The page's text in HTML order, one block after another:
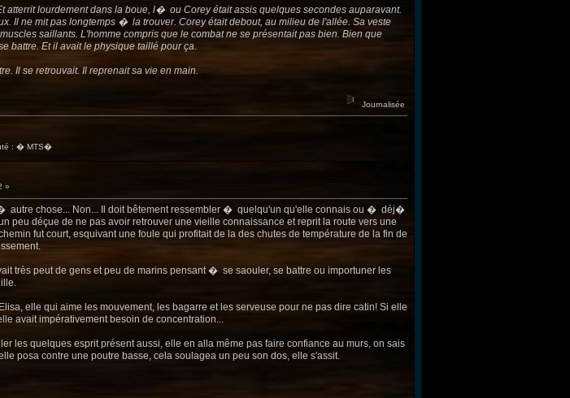
atterrit lourdement dans la boue, l� ou Corey était assis quelques secondes auparavant.
Il ne mit pas longtemps � la trouver. Corey était debout, au milieu de l'allée. Sa veste
saillants. L'homme compris que le combat ne se présentait pas bien. Bien que
battre. Et il avait le physique taillé pour ça.
Il se retrouvait. Il reprenait sa vie en main.
Journalisée
: � MTS�
»
autre chose... Non... Il doit bêtement ressembler � quelqu'un qu'elle connais ou � déj�
peu déçue de ne pas avoir retrouver une vieille connaissance et reprit la route vers une
fut court, esquivant une foule qui profitait de la des chutes de température de la fin de
très peut de gens et peu de marins pensant � se saouler, se battre ou importuner les
elle qui aime les mouvement, les bagarre et les serveuse pour ne pas dire catin! Si elle
avait impérativement besoin de concentration...
les quelques esprit présent aussi, elle en alla même pas faire confiance au murs, on sais
posa contre une poutre basse, cela soulagea un peu son dos, elle s'assit.